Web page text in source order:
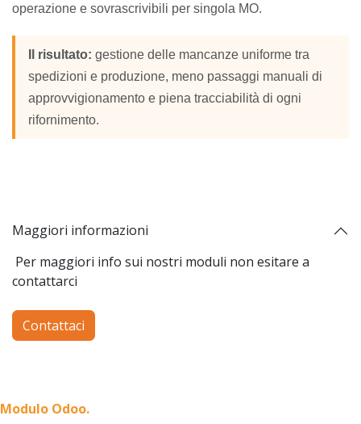
operazione e sovrascrivibili per singola MO.
Il risultato: gestione delle mancanze uniforme tra
spedizioni e produzione, meno passaggi manuali di
approvvigionamento e piena tracciabilità di ogni
rifornimento.
Maggiori informazioni
Per maggiori info sui nostri moduli non esitare a
contattarci
Contattaci
Modulo Odoo.